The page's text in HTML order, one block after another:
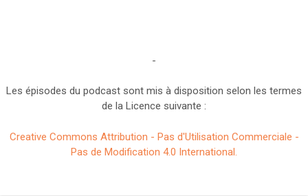
-
Les épisodes du podcast sont mis à disposition selon les termes
de la Licence suivante :
Creative Commons Attribution - Pas d'Utilisation Commerciale -
Pas de Modification 4.0 International.